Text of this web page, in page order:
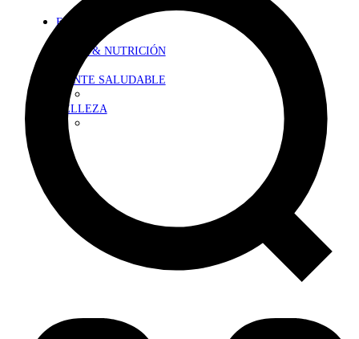
EN FORMA
DIETA & NUTRICIÓN
MENTE SALUDABLE
BELLEZA